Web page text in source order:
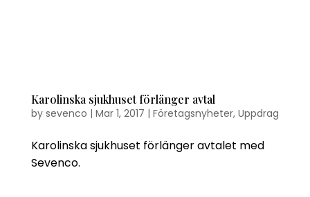
Karolinska sjukhuset förlänger avtal
by sevenco | Mar 1, 2017 | Företagsnyheter, Uppdrag
Karolinska sjukhuset förlänger avtalet med
Sevenco.